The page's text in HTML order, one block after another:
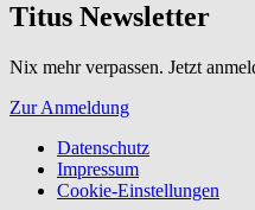
Titus Newsletter
Nix mehr verpassen. Jetzt
Zur Anmeldung
Datenschutz
Impressum
Cookie-Einstellungen